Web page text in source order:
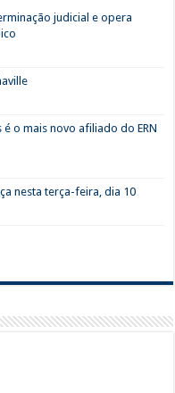
judicial e opera
é o mais novo afiliado do ERN
nesta terça-feira, dia 10